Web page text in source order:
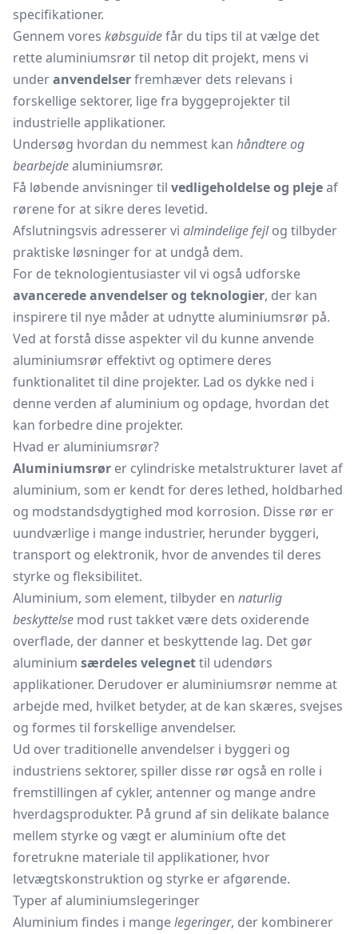
specifikationer.
Gennem vores købsguidefår du tips til at vælge det
rette aluminiumsrør til netop dit projekt, mens vi
underanvendelserfremhæver dets relevans i
forskellige sektorer, lige fra byggeprojekter til
industrielle applikationer.
Undersøg hvordan du nemmest kan håndtere og
bearbejdealuminiumsrør.
Få løbende anvisninger til vedligeholdelse og plejeaf
rørene for at sikre deres levetid.
Afslutningsvis adresserer vi almindelige fejlog tilbyder
praktiske løsninger for at undgå dem.
For de teknologientusiaster vil vi også udforske
avancerede anvendelser og teknologier, der kan
inspirere til nye måder at udnytte aluminiumsrør på.
Ved at forstå disse aspekter vil du kunne anvende
aluminiumsrør effektivt og optimere deres
funktionalitet til dine projekter. Lad os dykke ned i
denne verden af aluminium og opdage, hvordan det
kan forbedre dine projekter.
Hvad er aluminiumsrør?
Aluminiumsrør er cylindriske metalstrukturer lavet af
aluminium, som er kendt for deres lethed, holdbarhed
og modstandsdygtighed mod korrosion. Disse rør er
uundværlige i mange industrier, herunder byggeri,
transport og elektronik, hvor de anvendes til deres
styrke og fleksibilitet.
Aluminium, som element, tilbyder en naturlig
beskyttelse mod rust takket være dets oxiderende
overflade, der danner et beskyttende lag. Det gør
aluminium særdeles velegnettil udendørs
applikationer. Derudover er aluminiumsrør nemme at
arbejde med, hvilket betyder, at de kan skæres, svejses
og formes til forskellige anvendelser.
Ud over traditionelle anvendelser i byggeri og
industriens sektorer, spiller disse rør også en rolle i
fremstillingen af cykler, antenner og mange andre
hverdagsprodukter. På grund af sin delikate balance
mellem styrke og vægt er aluminium ofte det
foretrukne materiale til applikationer, hvor
letvægtskonstruktion og styrke er afgørende.
Typer af aluminiumslegeringer
Aluminium findes i mangelegeringer, der kombinerer